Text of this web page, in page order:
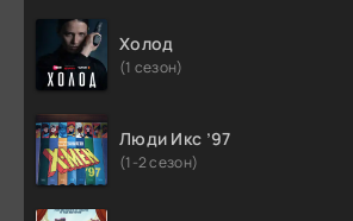
Холод
(1 сезон)
Люди Икс ’97
(1-2 сезон)